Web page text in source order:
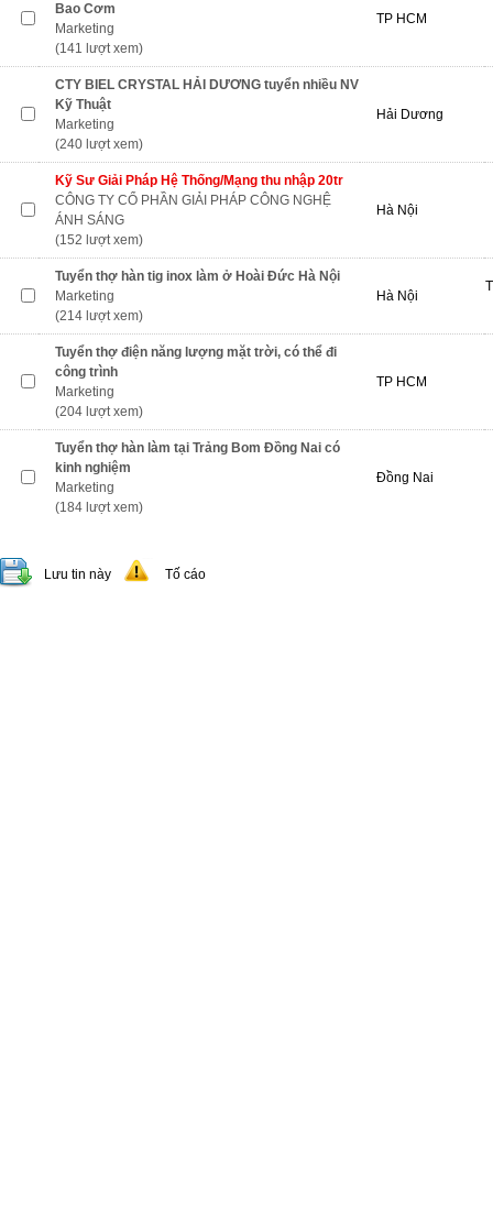
Bao Cơm
Marketing
(141 lượt xem)
TP HCM
CTY BIEL CRYSTAL HẢI DƯƠNG tuyển nhiều NV
Kỹ Thuật
Marketing
(240 lượt xem)
Hải Dương
Kỹ Sư Giải Pháp Hệ Thống/Mạng thu nhập 20tr
CÔNG TY CỔ PHẦN GIẢI PHÁP CÔNG NGHỆ
ÁNH SÁNG
(152 lượt xem)
Hà Nội
Tuyển thợ hàn tig inox làm ở Hoài Đức Hà Nội
Marketing
(214 lượt xem)
Hà Nội
Tuyển thợ điện năng lượng mặt trời, có thể đi
công trình
Marketing
(204 lượt xem)
TP HCM
Tuyển thợ hàn làm tại Trảng Bom Đồng Nai có
kinh nghiệm
Marketing
(184 lượt xem)
Đồng Nai
Lưu tin này Tố cáo